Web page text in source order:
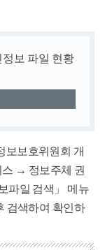
보 파일 현황
보보호위원회 개
스 → 정보주체 권
파일 검색」 메뉴
검색하여 확인하